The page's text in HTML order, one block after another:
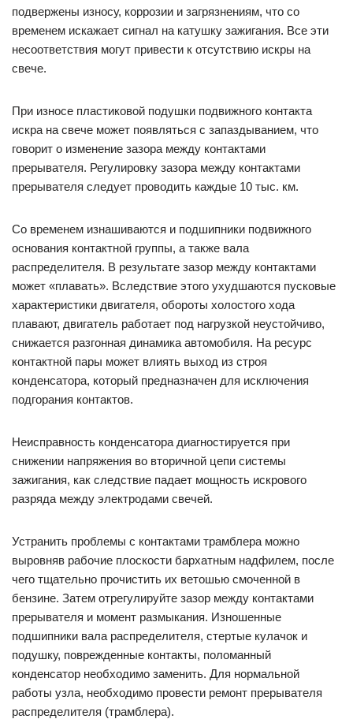
подвержены износу, коррозии и загрязнениям, что со
временем искажает сигнал на катушку зажигания. Все эти
несоответствия могут привести к отсутствию искры на
свече.
При износе пластиковой подушки подвижного контакта
искра на свече может появляться с запаздыванием, что
говорит о изменение зазора между контактами
прерывателя. Регулировку зазора между контактами
прерывателя следует проводить каждые 10 тыс. км.
Со временем изнашиваются и подшипники подвижного
основания контактной группы, а также вала
распределителя. В результате зазор между контактами
может «плавать». Вследствие этого ухудшаются пусковые
характеристики двигателя, обороты холостого хода
плавают, двигатель работает под нагрузкой неустойчиво,
снижается разгонная динамика автомобиля. На ресурс
контактной пары может влиять выход из строя
конденсатора, который предназначен для исключения
подгорания контактов.
Неисправность конденсатора диагностируется при
снижении напряжения во вторичной цепи системы
зажигания, как следствие падает мощность искрового
разряда между электродами свечей.
Устранить проблемы с контактами трамблера можно
выровняв рабочие плоскости бархатным надфилем, после
чего тщательно прочистить их ветошью смоченной в
бензине. Затем отрегулируйте зазор между контактами
прерывателя и момент размыкания. Изношенные
подшипники вала распределителя, стертые кулачок и
подушку, поврежденные контакты, поломанный
конденсатор необходимо заменить. Для нормальной
работы узла, необходимо провести ремонт прерывателя
распределителя (трамблера).